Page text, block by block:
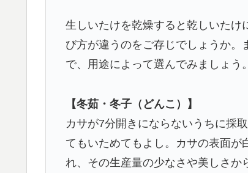
生しいたけを乾燥すると乾しいた
び方が違うのをご存じでしょうか
で、用途によって選んでみましょう。
【冬茹・冬子（どんこ）】
カサが7分開きにならないうちに採
てもいためてもよし。カサの表面
れ、その生産量の少なさや美しさか